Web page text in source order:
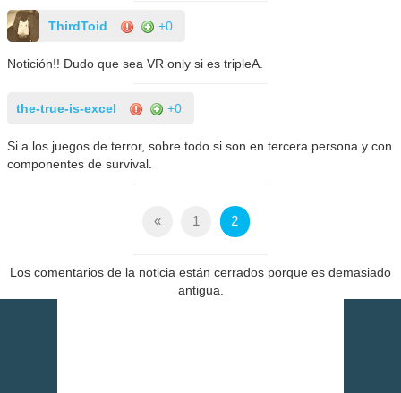
ThirdToid +0
Notición!! Dudo que sea VR only si es tripleA.
the-true-is-excel +0
Si a los juegos de terror, sobre todo si son en tercera persona y con
componentes de survival.
« 1 2
Los comentarios de la noticia están cerrados porque es demasiado
antigua.